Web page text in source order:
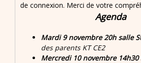
de connexion. Merci de votre
Agenda
Mardi 9 novembre 20h salle
des parents KT CE2
Mercredi 10 novembre 14h30